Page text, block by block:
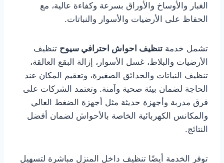
الغبار والأوساخ والأوراق بسرعة وكفاءة عالية، مع
الحفاظ على الأرضيات والأسوار والنباتات.
تشمل خدمة تنظيف احواش احترافي سيوح تنظيف
الأرضيات والبلاط، غسل الأسوار، إزالة البقع العالقة،
تنظيف النباتات والحدائق الصغيرة، وتعقيم المكان عند
الحاجة لضمان بيئة صحية وآمنة. وتعتمد الشركات على
فرق مدربة وأجهزة حديثة مثل أجهزة الضغط العالي
والمكانس الكهربائية الخاصة بالأحواش لضمان أفضل
النتائج.
توفر الخدمة أيضًا تنظيف داخل المنزل مباشرة لتسهيل